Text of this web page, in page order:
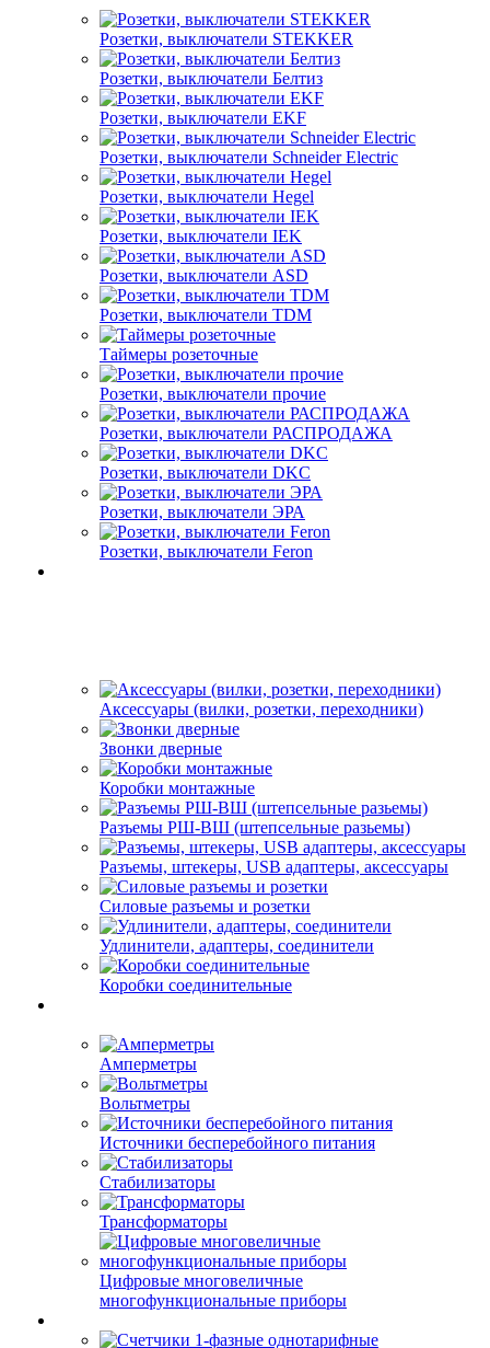
Розетки, выключатели STEKKER
Розетки, выключатели Белтиз
Розетки, выключатели EKF
Розетки, выключатели Schneider Electric
Розетки, выключатели Hegel
Розетки, выключатели IEK
Розетки, выключатели ASD
Розетки, выключатели TDM
Таймеры розеточные
Розетки, выключатели прочие
Розетки, выключатели РАСПРОДАЖА
Розетки, выключатели DKC
Розетки, выключатели ЭРА
Розетки, выключатели Feron
Аксессуары (вилки, розетки, переходники)
Звонки дверные
Коробки монтажные
Разъемы РШ-ВШ (штепсельные разьемы)
Разъемы, штекеры, USB адаптеры, аксессуары
Силовые разъемы и розетки
Удлинители, адаптеры, соединители
Коробки соединительные
Амперметры
Вольтметры
Источники бесперебойного питания
Стабилизаторы
Трансформаторы
Цифровые многовеличные
многофункциональные приборы